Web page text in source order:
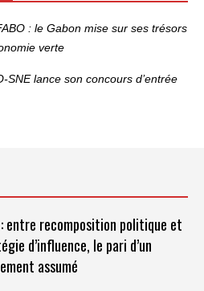
: le Gabon mise sur ses trésors
verte
lance son concours d’entrée
: entre recomposition politique et
d’influence, le pari d’un
assumé